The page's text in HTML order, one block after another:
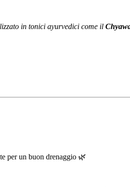
in tonici ayurvedici come il
per un buon drenaggio 🌿